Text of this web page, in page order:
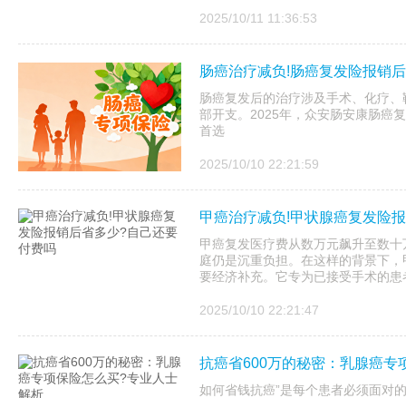
2025/10/11 11:36:53
肠癌治疗减负!肠癌复发险报销
肠癌复发后的治疗涉及手术、化疗
部开支。2025年，众安肠安康肠癌
首选
2025/10/10 22:21:59
甲癌治疗减负!甲状腺癌复发险
甲癌复发医疗费从数万元飙升至数
庭仍是沉重负担。在这样的背景下
要经济补充。它专为已接受手术的
2025/10/10 22:21:47
抗癌省600万的秘密：乳腺癌专
如何省钱抗癌”是每个患者必须面对